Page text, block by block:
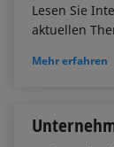
Lesen Sie
aktuellen
Mehr erfahren